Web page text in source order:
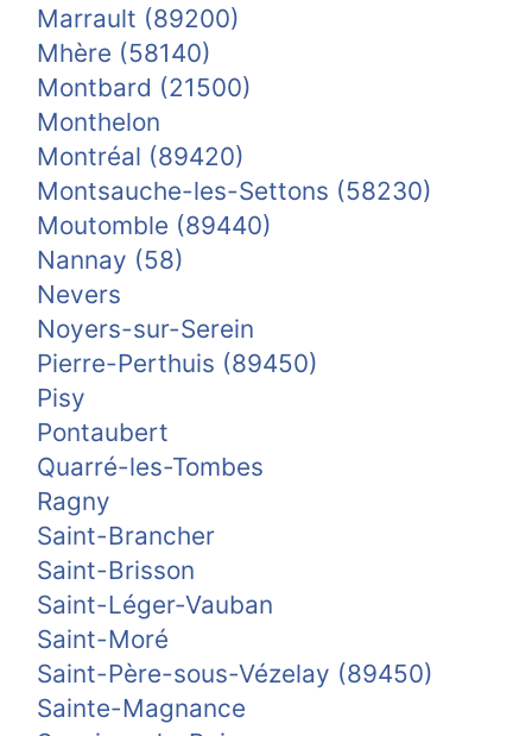
Marrault (89200)
Mhère (58140)
Montbard (21500)
Monthelon
Montréal (89420)
Montsauche-les-Settons (58230)
Moutomble (89440)
Nannay (58)
Nevers
Noyers-sur-Serein
Pierre-Perthuis (89450)
Pisy
Pontaubert
Quarré-les-Tombes
Ragny
Saint-Brancher
Saint-Brisson
Saint-Léger-Vauban
Saint-Moré
Saint-Père-sous-Vézelay (89450)
Sainte-Magnance